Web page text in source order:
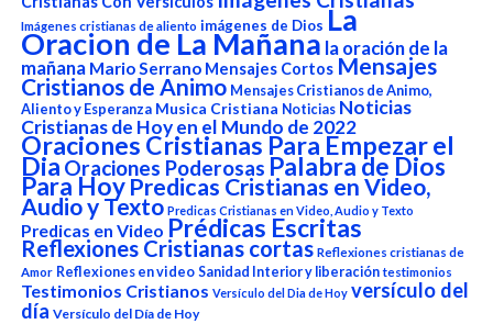
Imágenes cristianas de aliento imágenes de Dios La
Oracion de La Mañana la oración de la
mañana Mario Serrano Mensajes Cortos Mensajes
Cristianos de Animo Mensajes Cristianos de Animo,
Aliento y Esperanza Musica Cristiana Noticias Noticias
Cristianas de Hoy en el Mundo de 2022
Oraciones Cristianas Para Empezar el
DiaOraciones Poderosas Palabra de Dios
Para Hoy Predicas Cristianas en Video,
Audio y Texto Predicas Cristianas en Video, Audio y Texto
Predicas en Video Prédicas Escritas
Reflexiones Cristianas cortas Reflexiones cristianas de
Amor Reflexiones en video Sanidad Interior y liberación testimonios
Testimonios Cristianos Versículo del Dia de Hoy versículo del
día Versículo del Día de Hoy